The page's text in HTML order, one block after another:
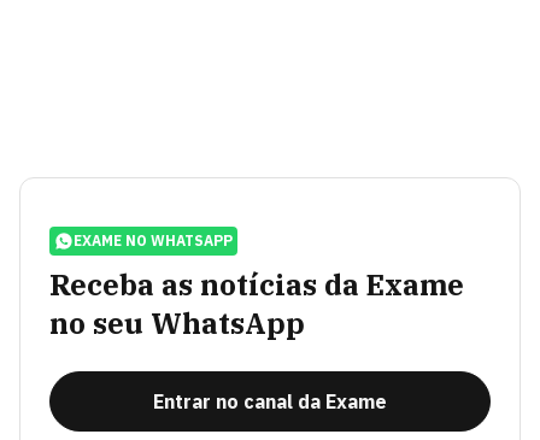
EXAME NO WHATSAPP
Receba as notícias da Exame
no seu WhatsApp
Entrar no canal da Exame